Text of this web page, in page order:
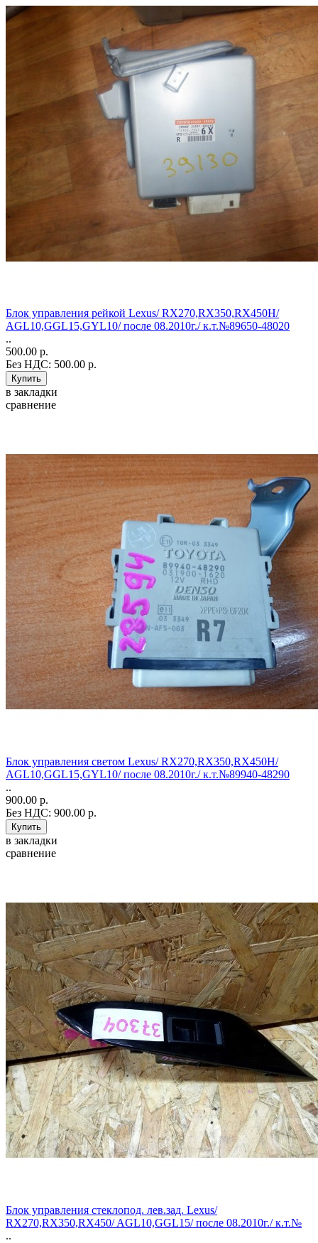
Блок управления рейкой Lexus/ RX270,RX350,RX450H/
AGL10,GGL15,GYL10/ после 08.2010г./ к.т.№89650-48020
..
500.00 р.
Без НДС: 500.00 р.
в закладки
сравнение
Блок управления светом Lexus/ RX270,RX350,RX450H/
AGL10,GGL15,GYL10/ после 08.2010г./ к.т.№89940-48290
..
900.00 р.
Без НДС: 900.00 р.
в закладки
сравнение
Блок управления стеклопод. лев.зад. Lexus/
RX270,RX350,RX450/ AGL10,GGL15/ после 08.2010г./ к.т.№
..